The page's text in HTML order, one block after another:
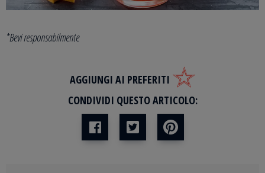
*Bevi responsabilmente
AGGIUNGI AI PREFERITI
CONDIVIDI QUESTO ARTICOLO: